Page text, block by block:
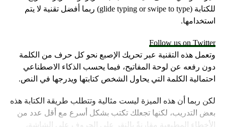
للكتابة (glide typing or swipe to type) ربما أفضل تقنية لا يتم
استخدامها.
Follow us on Twitter
وتعمل هذه التقنية عبر تحريك الإصبع نحو كل حرف من الكلمة
دون رفعه عن لوحة المفاتيح، فيما يحسب الذكاء الاصطناعي
احتمالية الكلمة التي يحاول الشخص كتابتها ويدرجها في النص.
لكن ربما أن هذه الميزة ليست مثالية وتتطلب طريقة الكتابة هذه
بعض التدريب، لكنها تجعلك تكتب بشكل أسرع مع أقل عدد من
الأخطاء المطبعية مقارنةً بالنقر على الحروف على الشاشة،